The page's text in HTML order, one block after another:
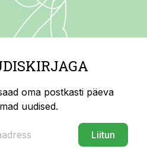
oma postkasti päeva
uudised.
Liitun